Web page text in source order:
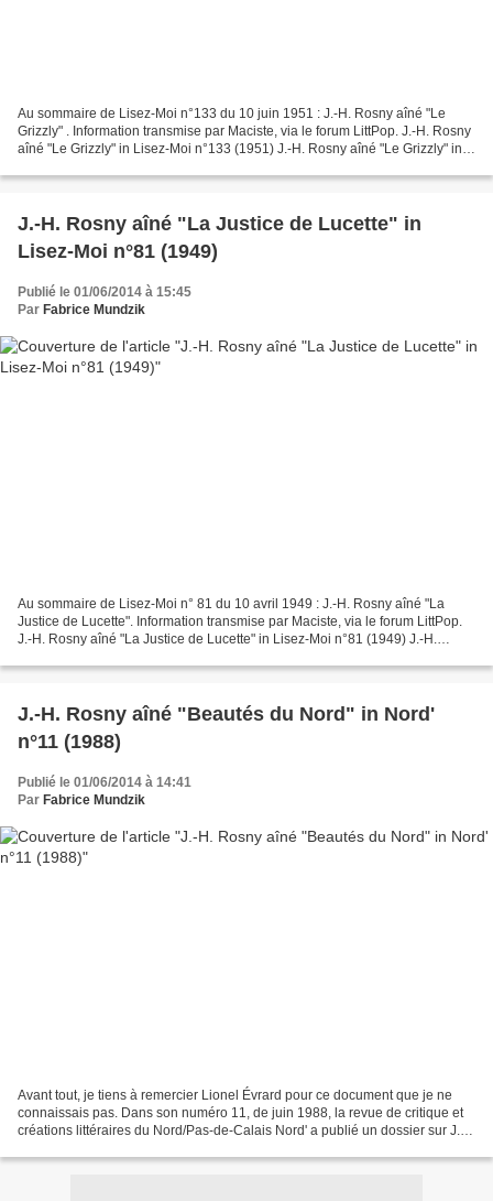
Au sommaire de Lisez-Moi n°133 du 10 juin 1951 : J.-H. Rosny aîné "Le
Grizzly" . Information transmise par Maciste, via le forum LittPop. J.-H. Rosny
aîné "Le Grizzly" in Lisez-Moi n°133 (1951) J.-H. Rosny aîné "Le Grizzly" in
J.-H. Rosny aîné "La Justice de Lucette" in
Lisez-Moi n°81 (1949)
Publié le 01/06/2014 à 15:45
Par Fabrice Mundzik
Au sommaire de Lisez-Moi n° 81 du 10 avril 1949 : J.-H. Rosny aîné "La
Justice de Lucette". Information transmise par Maciste, via le forum LittPop.
J.-H. Rosny aîné "La Justice de Lucette" in Lisez-Moi n°81 (1949) J.-H.
J.-H. Rosny aîné "Beautés du Nord" in Nord'
n°11 (1988)
Publié le 01/06/2014 à 14:41
Par Fabrice Mundzik
Avant tout, je tiens à remercier Lionel Évrard pour ce document que je ne
connaissais pas. Dans son numéro 11, de juin 1988, la revue de critique et
créations littéraires du Nord/Pas-de-Calais Nord' a publié un dossier sur J.-